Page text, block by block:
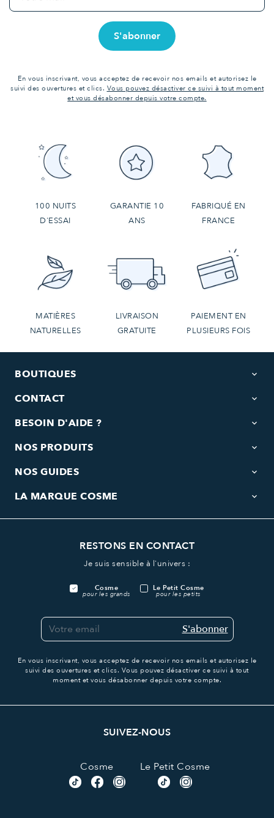
En vous inscrivant, vous acceptez de recevoir nos emails et autorisez le
suivi des ouvertures et clics. Vous pouvez désactiver ce suivi à tout moment
et vous désabonner depuis votre compte.
100 NUITS
D'ESSAI
GARANTIE 10
ANS
FABRIQUÉ EN
FRANCE
MATIÈRES
NATURELLES
LIVRAISON
GRATUITE
PAIEMENT EN
PLUSIEURS FOIS
BOUTIQUES keyboard_arrow_down
CONTACT keyboard_arrow_down
BESOIN D'AIDE ? keyboard_arrow_down
NOS PRODUITS keyboard_arrow_down
NOS GUIDES keyboard_arrow_down
LA MARQUE COSME keyboard_arrow_down
RESTONS EN CONTACT
Je suis sensible à l'univers :
Cosme
pour les grands
Le Petit Cosme
pour les petits
S'abonner
En vous inscrivant, vous acceptez de recevoir nos emails et autorisez le
suivi des ouvertures et clics. Vous pouvez désactiver ce suivi à tout
moment et vous désabonner depuis votre compte.
SUIVEZ-NOUS
Cosme Le Petit Cosme